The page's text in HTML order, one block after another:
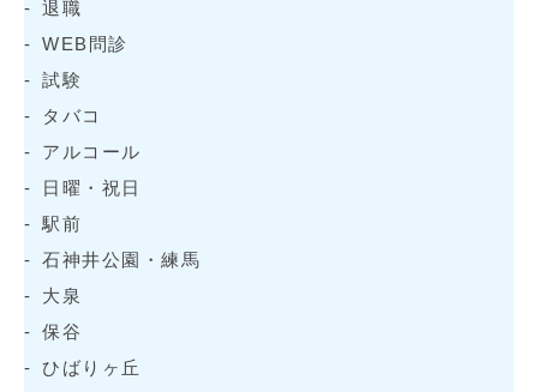
退職
WEB問診
試験
タバコ
アルコール
日曜・祝日
駅前
石神井公園・練馬
大泉
保谷
ひばりヶ丘